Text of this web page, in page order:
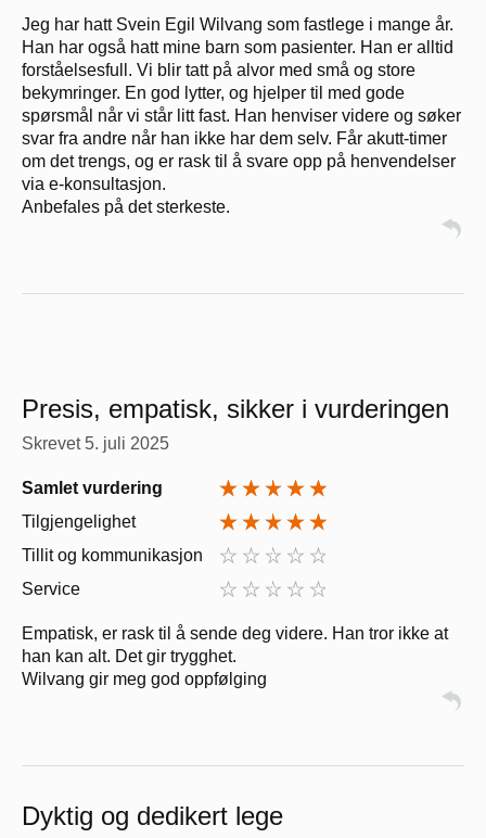
Jeg har hatt Svein Egil Wilvang som fastlege i mange år.
Han har også hatt mine barn som pasienter. Han er alltid
forståelsesfull. Vi blir tatt på alvor med små og store
bekymringer. En god lytter, og hjelper til med gode
spørsmål når vi står litt fast. Han henviser videre og søker
svar fra andre når han ikke har dem selv. Får akutt-timer
om det trengs, og er rask til å svare opp på henvendelser
via e-konsultasjon.
Anbefales på det sterkeste.
Presis, empatisk, sikker i vurderingen
Skrevet 5. juli 2025
Samlet vurdering
Tilgjengelighet
Tillit og kommunikasjon
Service
Empatisk, er rask til å sende deg videre. Han tror ikke at
han kan alt. Det gir trygghet.
Wilvang gir meg god oppfølging
Dyktig og dedikert lege